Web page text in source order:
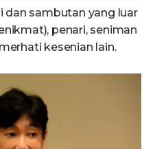
dan sambutan yang luar
penari, seniman
kesenian lain.